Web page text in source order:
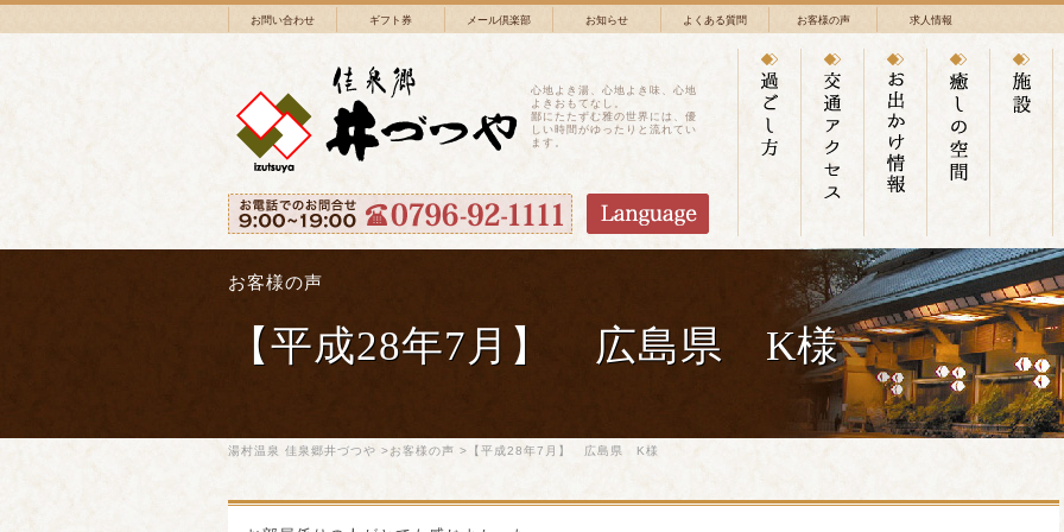
お問い合わせ ギフト券 メール倶楽部 お知らせ よくある質問 お客様の声 求人情報
心地よき湯、心地よき味、心地
よきおもてなし。
鄙にたたずむ雅の世界には、優
しい時間がゆったりと流れてい
ます。
お客様の声
【平成28年7月】 広島県 K様
湯村温泉 佳泉郷井づつや >お客様の声 >【平成28年7月】 広島県 K様